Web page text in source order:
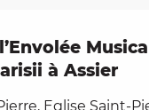
à Assier
Eglise Saint-